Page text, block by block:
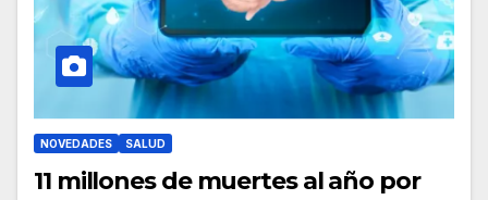
NOVEDADES SALUD
11 millones de muertes al año por